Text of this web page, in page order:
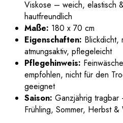
Viskose – weich, elastisch
hautfreundlich
Maße: 180 x 70 cm
Eigenschaften: Blickdicht,
atmungsaktiv, pflegeleicht
Pflegehinweis: Feinwäsche
empfohlen, nicht für den
geeignet
Saison: Ganzjährig tragbar
Frühling, Sommer, Herbst &